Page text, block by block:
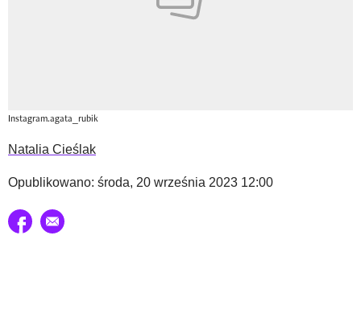
Instagram.agata_rubik
Natalia Cieślak
Opublikowano: środa, 20 września 2023 12:00
Udostępnij na facebook
E-mail do przyjaciela